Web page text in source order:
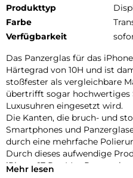
Produkttyp
Farbe
Verfügbarkeit
Das Panzerglas für das
Härtegrad von 10H und ist
stoßfester als vergleichbare
übertrifft sogar hochwertiges
Luxusuhren eingesetzt wird.
Die Kanten, die bruch- und
Smartphones und
durch eine mehrfache
Durch dieses aufwendige
iPhone 17 Pro Max
Mehr lesen